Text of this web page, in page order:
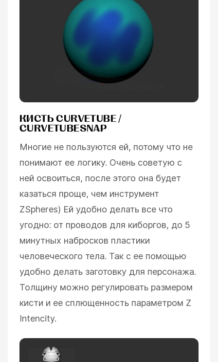
КИСТЬ CURVETUBE /
CURVETUBESNAP
Многие не пользуются ей, потому что не
понимают ее логику. Очень советую с
ней освоиться, после этого она будет
казаться проще, чем инструмент
ZSpheres) Ей удобно делать все что
угодно: от проводов для киборгов, до 5
минутных набросков пластики
человеческого тела. Так с ее помощью
удобно делать заготовку для персонажа.
Толщину можно регулировать размером
кисти и ее сплющенность параметром Z
Intencity.